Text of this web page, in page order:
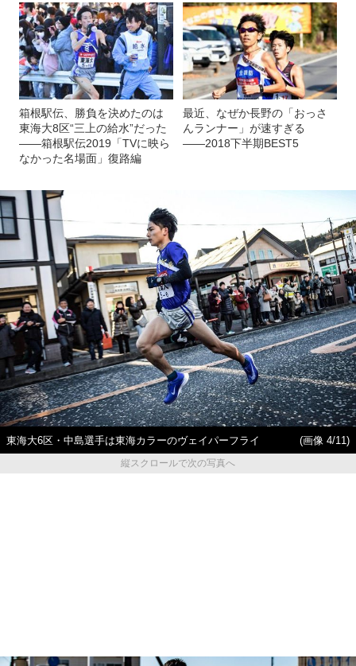
箱根駅伝、勝負を決めたのは
東海大8区“三上の給水”だった
――箱根駅伝2019「TVに映ら
なかった名場面」復路編
最近、なぜか長野の「おっさ
んランナー」が速すぎる
――2018下半期BEST5
東海大6区・中島選手は東海カラーのヴェイパーフライ
(画像 4/11)
縦スクロールで次の写真へ